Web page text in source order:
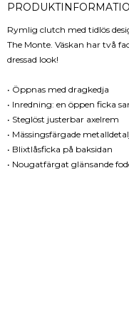
Rymlig clutch med tidlös
The Monte. Väskan har två
dressad look!
• Öppnas med dragkedja
• Inredning: en öppen ficka
• Steglöst justerbar axelrem
• Mässingsfärgade
• Blixtlåsficka på baksidan
• Nougatfärgat glänsande